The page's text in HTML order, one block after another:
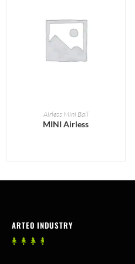
READ MORE
Airless Mini Ball
MINI Airless
ARTEO INDUSTRY